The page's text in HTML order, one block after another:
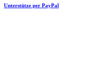
Unterstütze per PayPal